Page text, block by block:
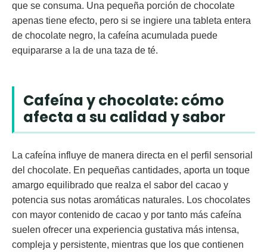
que se consuma. Una pequeña porción de chocolate
apenas tiene efecto, pero si se ingiere una tableta entera
de chocolate negro, la cafeína acumulada puede
equipararse a la de una taza de té.
Cafeína y chocolate: cómo
afecta a su calidad y sabor
La cafeína influye de manera directa en el perfil sensorial
del chocolate. En pequeñas cantidades, aporta un toque
amargo equilibrado que realza el sabor del cacao y
potencia sus notas aromáticas naturales. Los chocolates
con mayor contenido de cacao y por tanto más cafeína
suelen ofrecer una experiencia gustativa más intensa,
compleja y persistente, mientras que los que contienen